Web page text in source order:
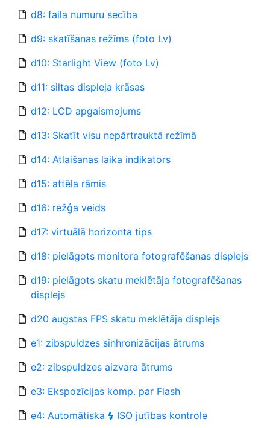
d8: faila numuru secība
d9: skatīšanas režīms (foto Lv)
d10: Starlight View (foto Lv)
d11: siltas displeja krāsas
d12: LCD apgaismojums
d13: Skatīt visu nepārtrauktā režīmā
d14: Atlaišanas laika indikators
d15: attēla rāmis
d16: režģa veids
d17: virtuālā horizonta tips
d18: pielāgots monitora fotografēšanas displejs
d19: pielāgots skatu meklētāja fotografēšanas
displejs
d20 augstas FPS skatu meklētāja displejs
e1: zibspuldzes sinhronizācijas ātrums
e2: zibspuldzes aizvara ātrums
e3: Ekspozīcijas komp. par Flash
e4: Automātiska c ISO jutības kontrole